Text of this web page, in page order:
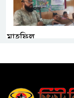
মাহফিল